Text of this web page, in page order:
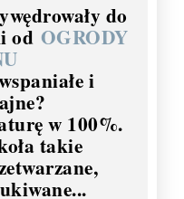
do
od OGRODY
i
w 100%.
takie